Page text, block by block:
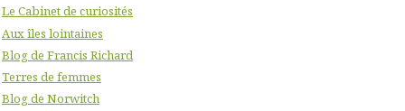
Le Cabinet de curiosités
Aux îles lointaines
Blog de Francis Richard
Terres de femmes
Blog de Norwitch